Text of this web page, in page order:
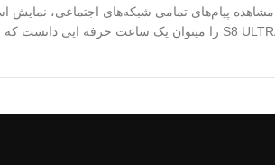
پیام‌های تمامی شبکه‌های اجتماعی، نمایش